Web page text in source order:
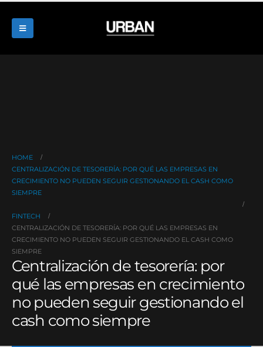
HOME
CENTRALIZACIÓN DE TESORERÍA: POR QUÉ LAS EMPRESAS EN
CRECIMIENTO NO PUEDEN SEGUIR GESTIONANDO EL CASH COMO
SIEMPRE
FINTECH
CENTRALIZACIÓN DE TESORERÍA: POR QUÉ LAS EMPRESAS EN
CRECIMIENTO NO PUEDEN SEGUIR GESTIONANDO EL CASH COMO
SIEMPRE
Centralización de tesorería: por
qué las empresas en crecimiento
no pueden seguir gestionando el
cash como siempre